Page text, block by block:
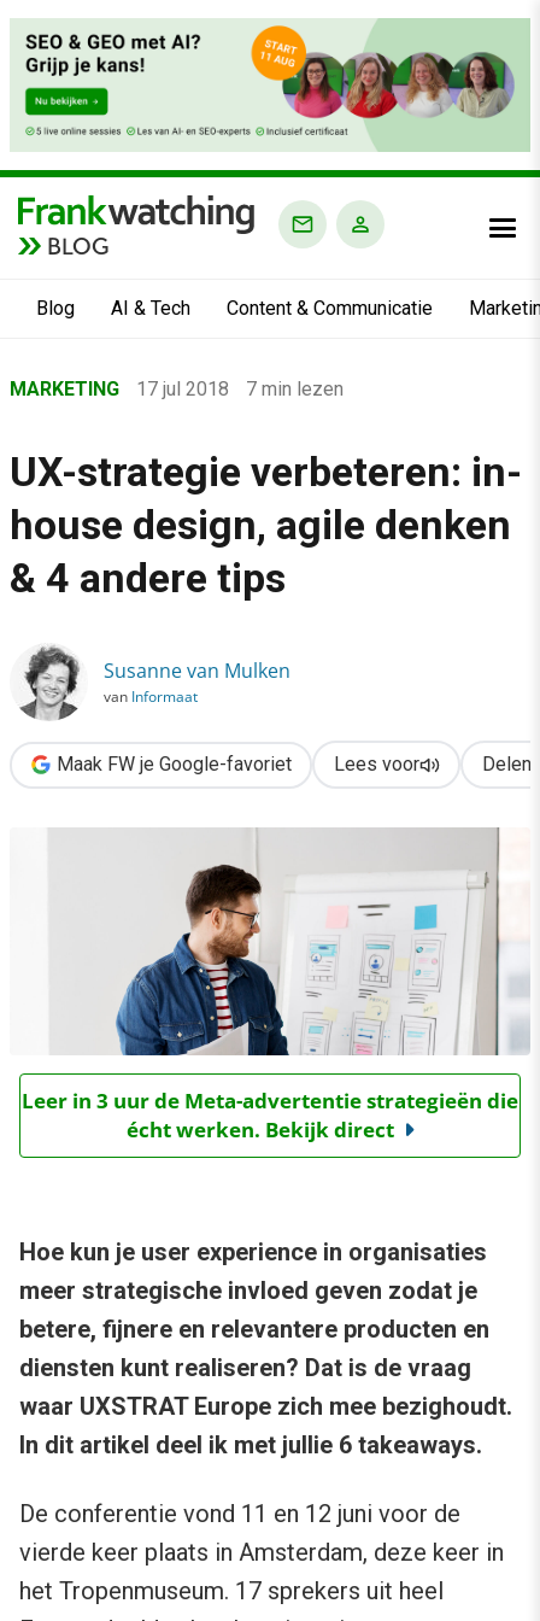
BLOG
Blog AI & Tech Content & Communicatie
›
›
Marketing
›
UX-strategie verbeteren: in-house design, agile denken & 4
MARKETING 17 jul 2018 7 min lezen
UX-strategie verbeteren: in-
house design, agile denken
& 4 andere tips
Susanne van Mulken
van Informaat
Maak FW je Google-favoriet Lees voor Delen
Leer in 3 uur de Meta-advertentie strategieën die
écht werken. Bekijk direct
Hoe kun je user experience in organisaties
meer strategische invloed geven zodat je
betere, fijnere en relevantere producten en
diensten kunt realiseren? Dat is de vraag
waar UXSTRAT Europe zich mee bezighoudt.
In dit artikel deel ik met jullie 6 takeaways.
De conferentie vond 11 en 12 juni voor de
vierde keer plaats in Amsterdam, deze keer in
het Tropenmuseum. 17 sprekers uit heel